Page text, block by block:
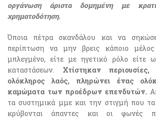
οργάνωση άριστα δομημένη με
χρηματοδότηση.
Όποια πέτρα σκανδάλου και να
περίπτωση να μην βρεις κάποιο
μπλεγμένο, είτε με ηγετικό ρόλο είτε
καταστάσεων. Χτίστηκαν
ολόκληρος λαός, πληρώνει ένας
καμώματα των προέδρων επενδυτών.
τα συστημικά μμε και την στιγμή που
κρύβονται άπαντες και οι φωνές